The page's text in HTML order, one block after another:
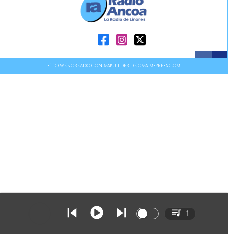
SITIO WEB CREADO CON MSBUILDER DE CMS-MSPRESS.COM
1